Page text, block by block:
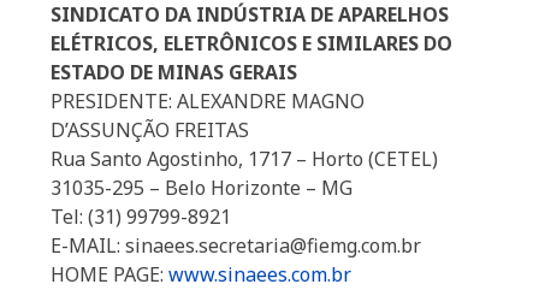
SINDICATO DA INDÚSTRIA DE APARELHOS
ELÉTRICOS, ELETRÔNICOS E SIMILARES DO
ESTADO DE MINAS GERAIS
PRESIDENTE: ALEXANDRE MAGNO
D’ASSUNÇÃO FREITAS
Rua Santo Agostinho, 1717 – Horto (CETEL)
31035-295 – Belo Horizonte – MG
Tel: (31) 99799-8921
E-MAIL: sinaees.secretaria@fiemg.com.br
HOME PAGE:www.sinaees.com.br